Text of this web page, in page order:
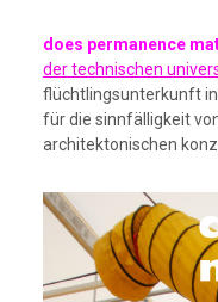
does permanence
der technischen
flüchtlingsunterkunft
für die sinnfälligkeit
architektonischen